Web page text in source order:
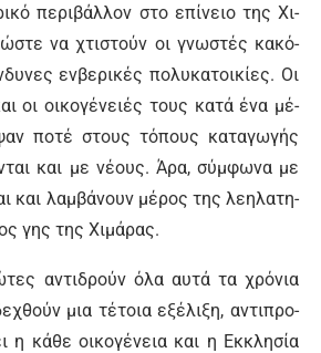
πε­ρι­βάλ­λον στο ε­πί­νειο της Χι­
να χτι­στούν οι γνω­στές κα­κό­
εν­βε­ρι­κές πο­λυ­κα­τοι­κί­ες. Οι
οι οι­κο­γέ­νειές τους κα­τά έ­να μέ­
πο­τέ στους τό­πους κα­τα­γω­γής
και με νέ­ους. Ά­ρα, σύμ­φω­να με
και λαμ­βά­νουν μέ­ρος της λε­η­λα­τη­
γης της Χι­μά­ρας.
α­ντι­δρούν ό­λα αυ­τά τα χρό­νια
μια τέ­τοια ε­ξέ­λι­ξη, α­ντι­προ­
η κά­θε οι­κο­γέ­νεια και η Εκ­κλη­σί­α